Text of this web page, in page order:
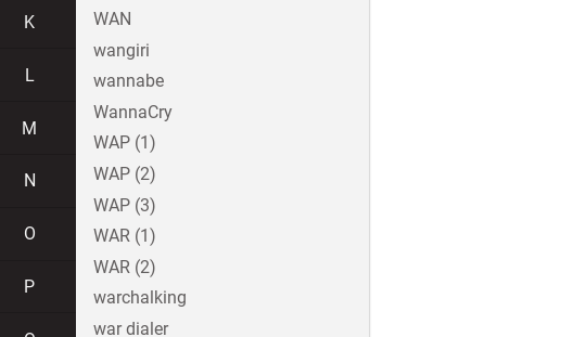
K
L
M
N
O
P
WAN
wangiri
wannabe
WannaCry
WAP (1)
WAP (2)
WAP (3)
WAR (1)
WAR (2)
warchalking
war dialer